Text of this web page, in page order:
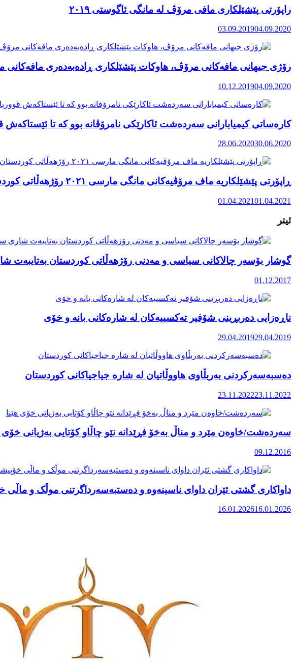
راپۆرتی پێشێلكاری مافی مرۆڤ له‌ مانگی ئاگوستی ٢٠١٩
03.09.201904.09.2020
رۆژی جیهانی مافەکانی مرۆڤ، هاوکات پێشێلکاری ڕادەبەدەری مافەکانی
10.12.201904.09.2020
کارەساتی کیمیابارانی سەردەشت ئاکارێکی نامرۆڤانە بوو کە تا ئێستاکەش
28.06.202030.06.2020
ڕاپۆرتی پێشێلکاریە ماف مرۆڤیەکانی مانگی مارسی ٢٠٢١ رۆژهەڵاتی کوردستان
01.04.202101.04.2021
ئیتر
گوشار بۆسەر چالاکانی سیاسی و مەدنی رۆژهەڵاتی کوردستان بەتایبەت
01.12.2017
ناڕەزایی دەربڕینی شۆفیر تەکسییەکان لە شارەکانی بانە و خۆی
29.04.201929.04.2019
دەسبەسەرکردنی بەربڵاوی هاووڵاتیان لە شارە جیاجیاکانی کوردستان
23.11.202223.11.2022
سەردەشت/خاوەن مێرد و مناڵ بەخۆ فڕێدانە نێو چاڵاو کۆتایی بەژیانی خۆی
09.12.2016
داواکاری گشتی ئێران داوای ناسینەوە و دەستبەسەرداگرتنی موڵک و
16.01.202616.01.2026